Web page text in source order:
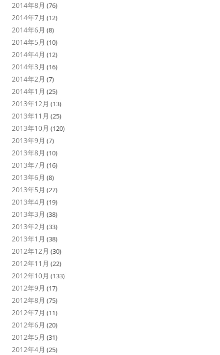
2014年8月 (76)
2014年7月 (12)
2014年6月 (8)
2014年5月 (10)
2014年4月 (12)
2014年3月 (16)
2014年2月 (7)
2014年1月 (25)
2013年12月 (13)
2013年11月 (25)
2013年10月 (120)
2013年9月 (7)
2013年8月 (10)
2013年7月 (16)
2013年6月 (8)
2013年5月 (27)
2013年4月 (19)
2013年3月 (38)
2013年2月 (33)
2013年1月 (38)
2012年12月 (30)
2012年11月 (22)
2012年10月 (133)
2012年9月 (17)
2012年8月 (75)
2012年7月 (11)
2012年6月 (20)
2012年5月 (31)
2012年4月 (25)